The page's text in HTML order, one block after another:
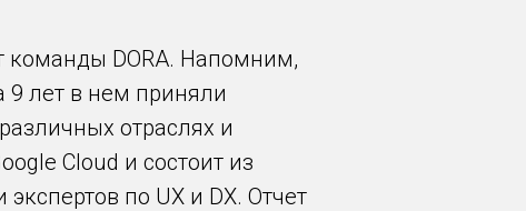
команды DORA. Напомним,
9 лет в нем приняли
отраслях и
Cloud и состоит из
по UX и DX. Отчет